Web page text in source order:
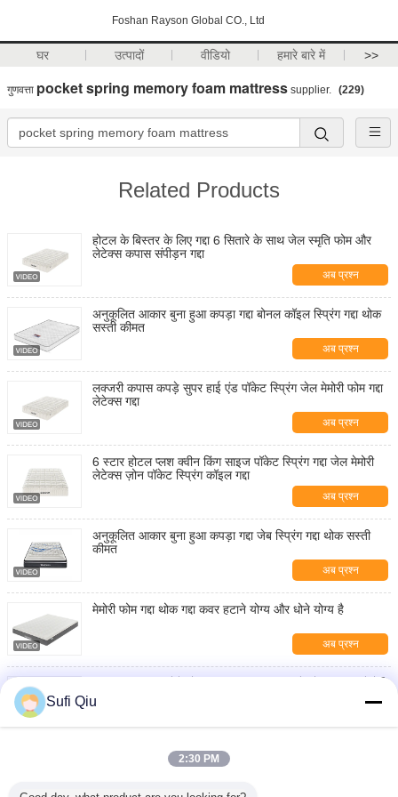
Foshan Rayson Global CO., Ltd
घर उत्पादों वीडियो हमारे बारे में >>
गुणवत्ता pocket spring memory foam mattress supplier. (229)
Related Products
होटल के बिस्तर के लिए गद्दा 6 सितारे के साथ जेल स्मृति फोम और
लेटेक्स कपास संपीड़न गद्दा
अब प्रश्न
अनुकूलित आकार बुना हुआ कपड़ा गद्दा बोनल कॉइल स्प्रिंग गद्दा थोक
सस्ती कीमत
अब प्रश्न
लक्जरी कपास कपड़े सुपर हाई एंड पॉकेट स्प्रिंग जेल मेमोरी फोम गद्दा
लेटेक्स गद्दा
अब प्रश्न
6 स्टार होटल प्लश क्वीन किंग साइज पॉकेट स्प्रिंग गद्दा जेल मेमोरी
लेटेक्स ज़ोन पॉकेट स्प्रिंग कॉइल गद्दा
अब प्रश्न
अनुकूलित आकार बुना हुआ कपड़ा गद्दा जेब स्प्रिंग गद्दा थोक सस्ती
कीमत
अब प्रश्न
मेमोरी फोम गद्दा थोक गद्दा कवर हटाने योग्य और धोने योग्य है
अब प्रश्न
आरामदायक सांस लेने योग्य नींद उच्च गुणवत्ता वाले थोक OEM मेमोरी
फोम गद्दे
चीन गद्दे निर्माता गर्म बिक्री स्वतंत्र जेब वसंत गद्दे एकल आकार डबल
Sufi Qiu
2:30 PM